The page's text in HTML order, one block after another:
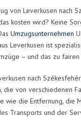
von Leverkusen nach
kosten wird? Keine
Umzugsunternehmen
Leverkusen ist
– und das zu fairen
nach
die von verschiedenen
wie die Entfernung, die
Transports und der